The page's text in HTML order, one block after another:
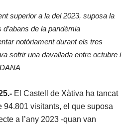
superior a la del 2023, suposa la
d’abans de la pandèmia
notòriament durant els tres
sofrir una davallada entre octubre i
El Castell de Xàtiva ha tancat
94.801 visitants, el que suposa
a l’any 2023 -quan van